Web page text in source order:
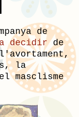
de
a decidir de
la
masclisme